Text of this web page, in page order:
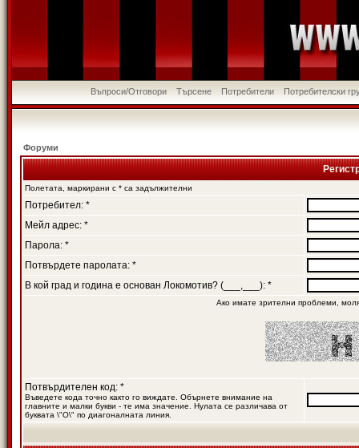
Въпроси/Отговори Търсене Потребители Потребителски
Форуми
Полетата, маркирани с * са задължителни
Потребител: *
Мейл адрес: *
Парола: *
Потвърдете паролата: *
В кой град и година е основан Локомотив? (___,___): *
Ако имате зрителни проблеми,
Потвърдителен код: *
Въведете кода точно както го виждате. Обърнете внимание на
главните и малки букви - те има значение. Нулата се различава от
буквата \"O\" по диагоналната линия.